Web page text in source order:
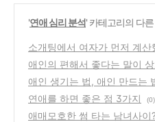
'연애 심리 분석' 카테고리의 다
소개팅에서 여자가 먼저 계
정리 신호 구분
(9)
애인의 편해서 좋다는 말이
이유
(0)
애인 생기는 법, 애인 만드는
자친구 생기는 법, 남자친구
연애를 하면 좋은 점 3가지 (0)
애매모호한 썸 타는 남녀사이